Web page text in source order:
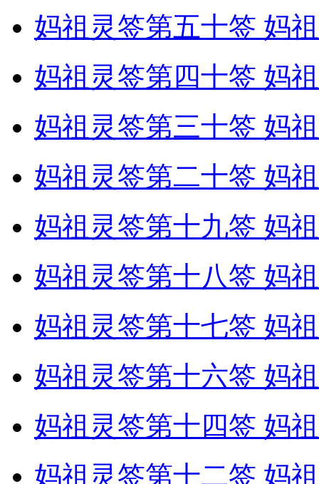
妈祖灵签第五十签 妈
妈祖灵签第四十签 妈
妈祖灵签第三十签 妈
妈祖灵签第二十签 妈
妈祖灵签第十九签 妈
妈祖灵签第十八签 妈
妈祖灵签第十七签 妈
妈祖灵签第十六签 妈
妈祖灵签第十四签 妈
妈祖灵签第十二签 妈